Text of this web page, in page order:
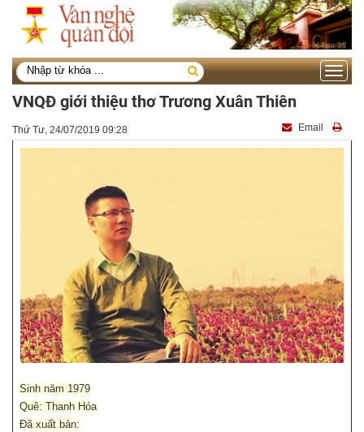
Toggle
VNQĐ giới thiệu thơ Trương Xuân Thiên
Thứ Tư, 24/07/2019 09:28 Email
Sinh năm 1979
Quê: Thanh Hóa
Đã xuất bản: